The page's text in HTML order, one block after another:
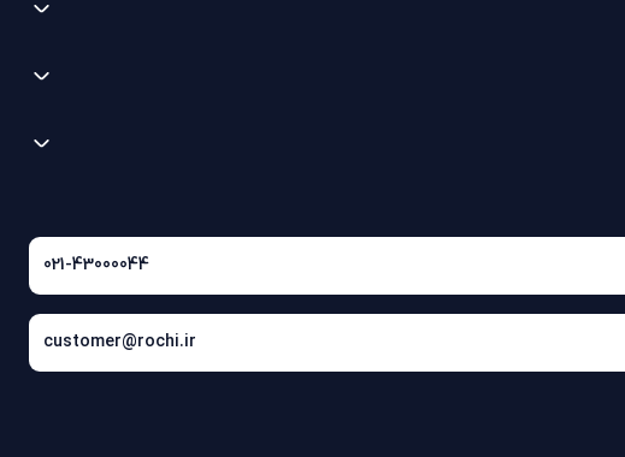
021-43000044
customer@rochi.ir